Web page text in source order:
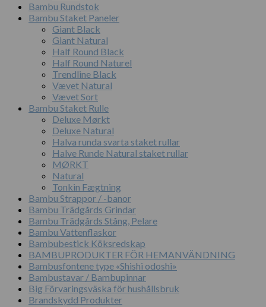
Bambu Rundstok
Bambu Staket Paneler
Giant Black
Giant Natural
Half Round Black
Half Round Naturel
Trendline Black
Vævet Natural
Vævet Sort
Bambu Staket Rulle
Deluxe Mørkt
Deluxe Natural
Halva runda svarta staket rullar
Halve Runde Natural staket rullar
MØRKT
Natural
Tonkin Fægtning
Bambu Strappor / -banor
Bambu Trädgårds Grindar
Bambu Trädgårds Stång, Pelare
Bambu Vattenflaskor
Bambubestick Köksredskap
BAMBUPRODUKTER FÖR HEMANVÄNDNING
Bambusfontene type «Shishi odoshi»
Bambustavar / Bambupinnar
Big Förvaringsväska för hushållsbruk
Brandskydd Produkter